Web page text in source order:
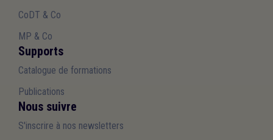
CoDT & Co
MP & Co
Supports
Catalogue de formations
Publications
Nous suivre
S'inscrire à nos newsletters